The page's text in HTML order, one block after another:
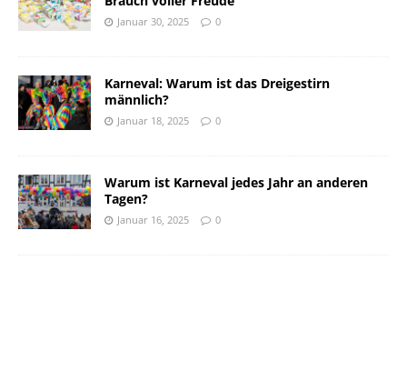
Januar 30, 2025 0
Karneval: Warum ist das Dreigestirn
männlich?
Januar 18, 2025 0
Warum ist Karneval jedes Jahr an anderen
Tagen?
Januar 16, 2025 0